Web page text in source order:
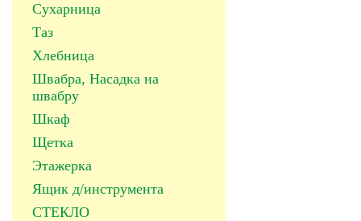
Сухарница
Таз
Хлебница
Швабра, Насадка на
швабру
Шкаф
Щетка
Этажерка
Ящик д/инструмента
СТЕКЛО